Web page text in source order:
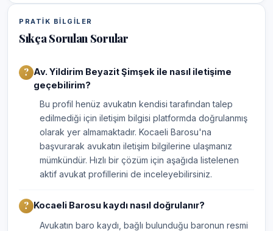
PRATIK BILGILER
Sıkça Sorulan Sorular
Av. Yildirim Beyazit Şimşek ile nasıl iletişime
geçebilirim?
Bu profil henüz avukatın kendisi tarafından talep
edilmediği için iletişim bilgisi platformda doğrulanmış
olarak yer almamaktadır. Kocaeli Barosu'na
başvurarak avukatın iletişim bilgilerine ulaşmanız
mümkündür. Hızlı bir çözüm için aşağıda listelenen
aktif avukat profillerini de inceleyebilirsiniz.
Kocaeli Barosu kaydı nasıl doğrulanır?
Avukatın baro kaydı, bağlı bulunduğu baronun resmi